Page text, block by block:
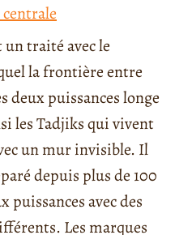
un traité avec le
la frontière entre
deux puissances longe
les Tadjiks qui vivent
un mur invisible. Il
depuis plus de 100
puissances avec des
Les marques